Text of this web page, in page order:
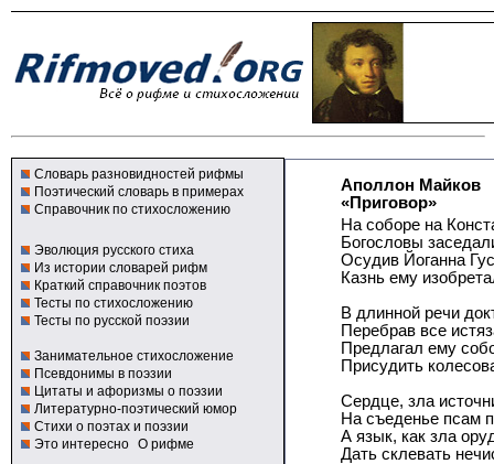
Словарь разновидностей рифмы
Поэтический словарь в примерах
Справочник по стихосложению
Эволюция русского стиха
Из истории словарей рифм
Краткий справочник поэтов
Тесты по стихосложению
Тесты по русской поэзии
Занимательное стихосложение
Псевдонимы в поэзии
Цитаты и афоризмы о поэзии
Литературно-поэтический юмор
Стихи о поэтах и поэзии
Это интересно О рифме
Аполлон Майков
«Приговор»
На соборе на
Богословы
Осудив Йоганна
Казнь ему
В длинной речи
Перебрав все
Предлагал ему
Присудить
Сердце, зла
На съеденье псам
А язык, как зла
Дать склевать